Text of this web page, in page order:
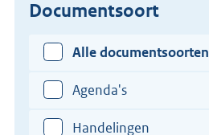
Documentsoort
Alle documentsoorten
Agenda's
Handelingen